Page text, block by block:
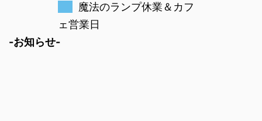
魔法のランプ休業＆カフ
ェ営業日
-お知らせ-